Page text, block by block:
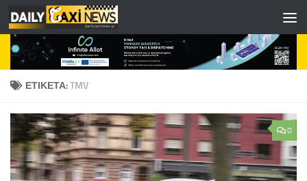
Skip to content
ΕΤΙΚΈΤΑ:TMV
0